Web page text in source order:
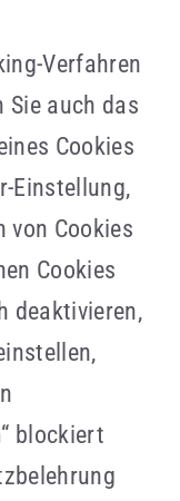
Verfahren
Sie auch das
Cookies
Einstellung,
von Cookies
Cookies
deaktivieren,
blockiert